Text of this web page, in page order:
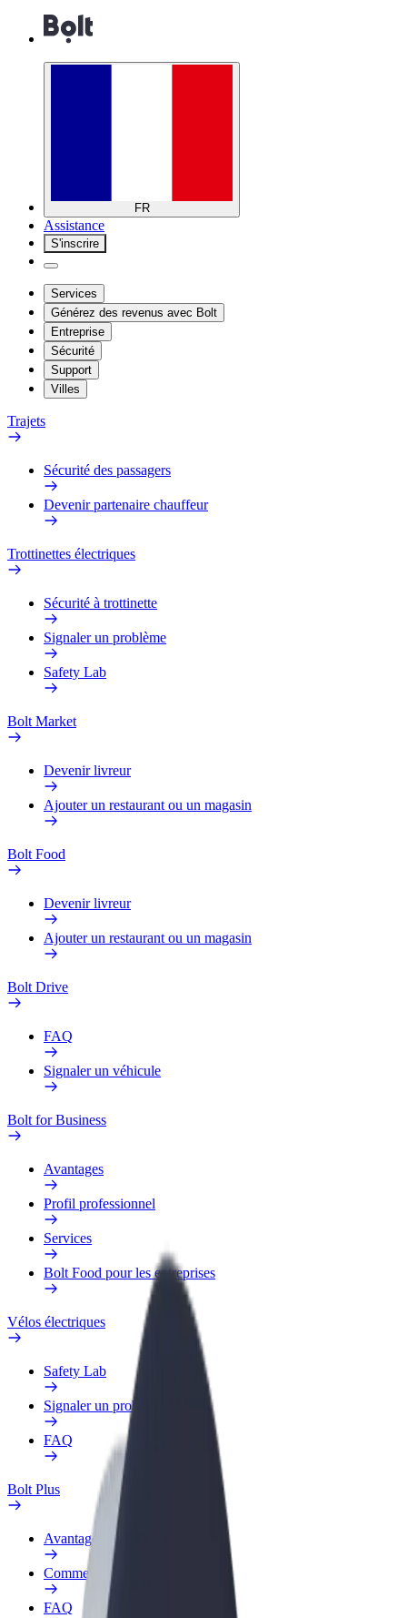
FR
Assistance
S'inscrire
Services
Générez des revenus avec Bolt
Entreprise
Sécurité
Support
Villes
Trajets
Sécurité des passagers
Devenir partenaire chauffeur
Trottinettes électriques
Sécurité à trottinette
Signaler un problème
Safety Lab
Bolt Market
Devenir livreur
Ajouter un restaurant ou un magasin
Bolt Food
Devenir livreur
Ajouter un restaurant ou un magasin
Bolt Drive
FAQ
Signaler un véhicule
Bolt for Business
Avantages
Profil professionnel
Services
Bolt Food pour les entreprises
Vélos électriques
Safety Lab
Signaler un problème
FAQ
Bolt Plus
Avantages
Comment s'inscrire
FAQ